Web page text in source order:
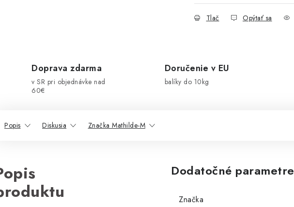
Tlač Opýtať sa
Doprava zdarma
v SR pri objednávke nad
60€
Doručenie v EU
balíky do 10kg
Popis Diskusia Značka Mathilde-M
Dodatočné parametre
Značka